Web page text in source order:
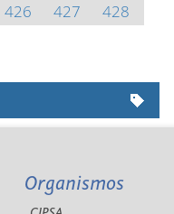
426 427
428
Organismos